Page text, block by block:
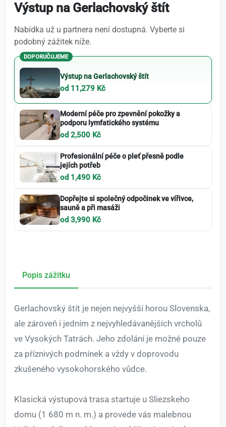
Výstup na Gerlachovský štít
Nabídka už u partnera není dostupná. Vyberte si
podobný zážitek níže.
DOPORUČUJEME
Výstup na Gerlachovský štít
od 11,279 Kč
Moderní péče pro zpevnění pokožky a
podporu lymfatického systému
od 2,500 Kč
Profesionální péče o pleť přesně podle
jejích potřeb
od 1,490 Kč
Dopřejte si společný odpočinek ve vířivce,
sauně a při masáži
od 3,990 Kč
Popis zážitku
Gerlachovský štít je nejen nejvyšší horou Slovenska,
ale zároveň i jedním z nejvyhledávanějších vrcholů
ve Vysokých Tatrách. Jeho zdolání je možné pouze
za příznivých podmínek a vždy v doprovodu
zkušeného vysokohorského vůdce.
Klasická výstupová trasa startuje u Sliezskeho
domu (1 680 m n. m.) a provede vás malebnou